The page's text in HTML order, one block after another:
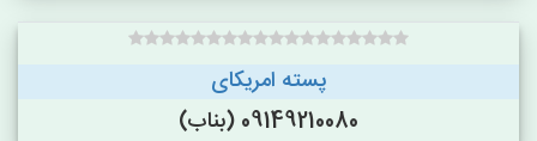
پسته امریکای
09149210080 (بناب)